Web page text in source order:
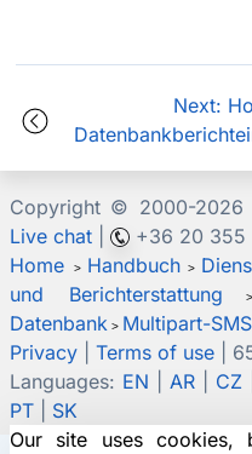
Next:
Copyright © 2000-2026
Live chat
+36 20 355
Home
> Handbuch >
und Berichterstattung
Datenbank > Multipart-SMS
Privacy
Terms of use |
Languages: EN AR CZ
PT
SK
Our site uses cookies,